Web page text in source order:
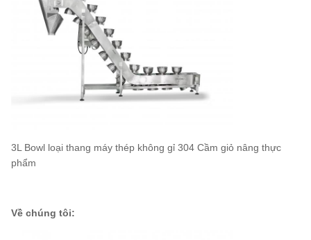
3L Bowl loại thang máy thép không gỉ 304 Cầm giỏ nâng thực
phẩm
Về chúng tôi: